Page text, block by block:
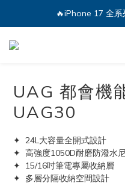
🔥iPhone 17 全
💕加入Q哥
🔥iPhone 17 全
UAG 都會機
UAG30
✦  24L大容量全開式設計
✦  高強度1050D耐磨防潑水
✦  15/16吋筆電專屬收納層
✦  多層分隔收納空間設計